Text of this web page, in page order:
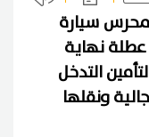
سيارة
نهاية
التدخل
ونقلها